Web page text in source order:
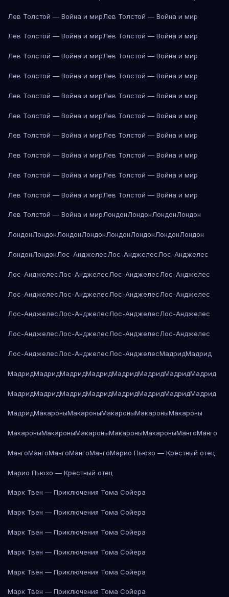
Лев Толстой — Война и мирЛев Толстой — Война и мир
Лев Толстой — Война и мирЛев Толстой — Война и мир
Лев Толстой — Война и мирЛев Толстой — Война и мир
Лев Толстой — Война и мирЛев Толстой — Война и мир
Лев Толстой — Война и мирЛев Толстой — Война и мир
Лев Толстой — Война и мирЛев Толстой — Война и мир
Лев Толстой — Война и мирЛев Толстой — Война и мир
Лев Толстой — Война и мирЛев Толстой — Война и мир
Лев Толстой — Война и мирЛев Толстой — Война и мир
Лев Толстой — Война и мирЛев Толстой — Война и мир
Лев Толстой — Война и мирЛондонЛондонЛондонЛондон
ЛондонЛондонЛондонЛондонЛондонЛондонЛондонЛондон
ЛондонЛондонЛос-АнджелесЛос-АнджелесЛос-Анджелес
Лос-АнджелесЛос-АнджелесЛос-АнджелесЛос-Анджелес
Лос-АнджелесЛос-АнджелесЛос-АнджелесЛос-Анджелес
Лос-АнджелесЛос-АнджелесЛос-АнджелесЛос-Анджелес
Лос-АнджелесЛос-АнджелесЛос-АнджелесЛос-Анджелес
Лос-АнджелесЛос-АнджелесЛос-АнджелесМадридМадрид
МадридМадридМадридМадридМадридМадридМадридМадрид
МадридМадридМадридМадридМадридМадридМадридМадрид
МадридМакароныМакароныМакароныМакароныМакароны
МакароныМакароныМакароныМакароныМакароныМангоМанго
МангоМангоМангоМангоМангоМарио Пьюзо — Крёстный отец
Марио Пьюзо — Крёстный отец
Марк Твен — Приключения Тома Сойера
Марк Твен — Приключения Тома Сойера
Марк Твен — Приключения Тома Сойера
Марк Твен — Приключения Тома Сойера
Марк Твен — Приключения Тома Сойера
Марк Твен — Приключения Тома Сойера